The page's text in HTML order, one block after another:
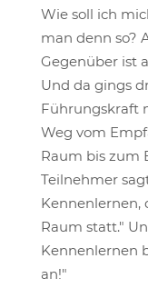
Wie soll ich
man denn so?
Gegenüber ist
Und da gings
Führungskraft
Weg vom
Raum bis zum
Teilnehmer
Kennenlernen,
Raum statt."
Kennenlernen
an!"